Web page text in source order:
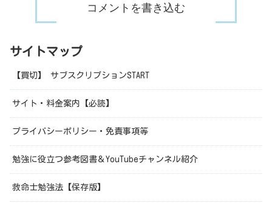
コメントを書き込む
サイトマップ
【買切】 サブスクリプションSTART
サイト・料金案内【必読】
プライバシーポリシー・免責事項等
勉強に役立つ参考図書＆YouTubeチャンネル紹介
救命士勉強法【保存版】